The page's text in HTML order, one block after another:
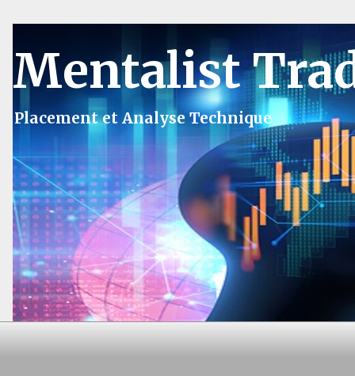
Mentalist
Placement et Analyse Technique